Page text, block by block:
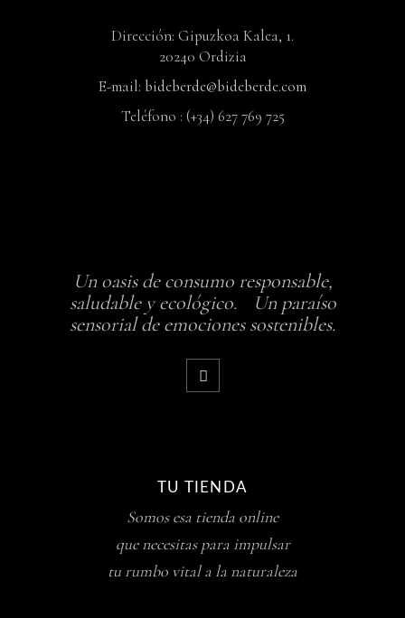
Dirección: Gipuzkoa Kalea, 1.
20240 Ordizia
E-mail: bideberde@bideberde.com
Teléfono : (+34) 627 769 725
Un oasis de consumo responsable,
saludable y ecológico. Un paraíso
sensorial de emociones sostenibles.
TU TIENDA
Somos esa tienda online
que necesitas para impulsar
tu rumbo vital a la naturaleza